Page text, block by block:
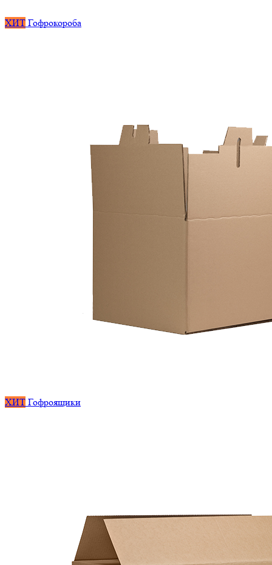
ХИТ Гофрокороба
ХИТ Гофроящики